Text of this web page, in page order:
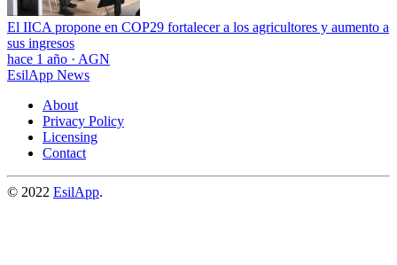
El IICA propone en COP29 fortalecer a los agricultores y aumento a
sus ingresos
hace 1 año · AGN
EsilApp News
About
Privacy Policy
Licensing
Contact
© 2022 EsilApp.